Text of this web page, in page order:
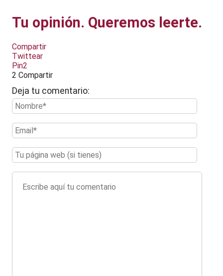
Tu opinión. Queremos leerte.
Compartir
Twittear
Pin2
2 Compartir
Deja tu comentario: